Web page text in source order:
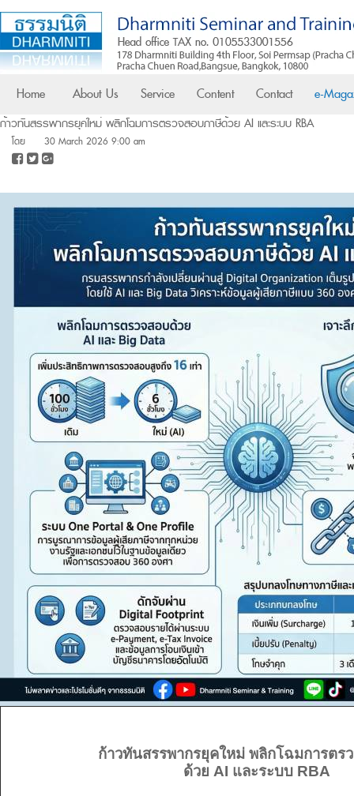
Home About Us Service Content Contact e-
ก้าวทันสรรพากรยุคใหม่ พลิกโฉมการตรวจสอบภาษีด้วย AI และระบบ RBA
โดย 30 March 2026 9:00 am
ก้าวทันสรรพากรยุคใหม่ พลิกโฉมการตร
ด้วย AI และระบบ RBA